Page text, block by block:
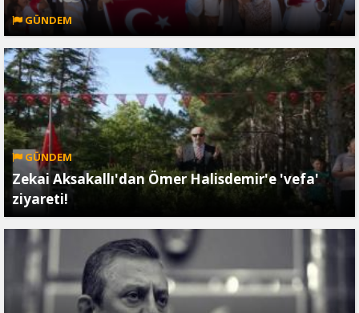
GÜNDEM
GÜNDEM
Zekai Aksakallı'dan Ömer Halisdemir'e 'vefa'
ziyareti!